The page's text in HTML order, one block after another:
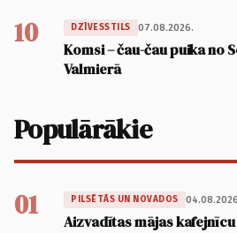
10 DZĪVESSTILS 07.08.2026.
Komsi – čau-čau puika no
Valmierā
Populārākie
01 PILSĒTĀS UN NOVADOS
Aizvadītas mājas